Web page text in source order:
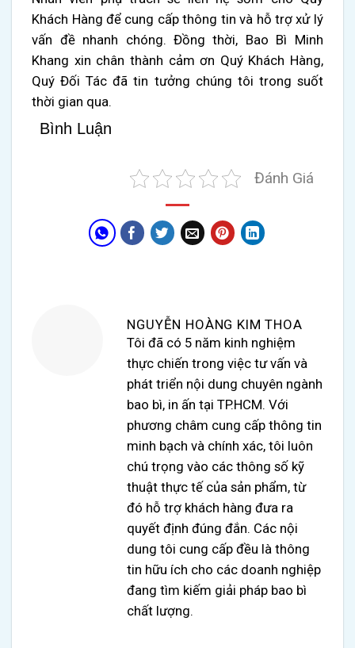
Khách Hàng để cung cấp thông tin và hỗ trợ xử lý
vấn đề nhanh chóng. Đồng thời, Bao Bì Minh
Khang xin chân thành cảm ơn Quý Khách Hàng,
Quý Đối Tác đã tin tưởng chúng tôi trong suốt
thời gian qua.
Bình Luận
Đánh Giá
NGUYỄN HOÀNG KIM THOA
Tôi đã có 5 năm kinh nghiệm
thực chiến trong việc tư vấn và
phát triển nội dung chuyên ngành
bao bì, in ấn tại TP.HCM. Với
phương châm cung cấp thông tin
minh bạch và chính xác, tôi luôn
chú trọng vào các thông số kỹ
thuật thực tế của sản phẩm, từ
đó hỗ trợ khách hàng đưa ra
quyết định đúng đắn. Các nội
dung tôi cung cấp đều là thông
tin hữu ích cho các doanh nghiệp
đang tìm kiếm giải pháp bao bì
chất lượng.